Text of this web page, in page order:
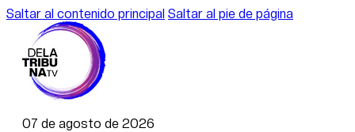
Saltar al contenido principal Saltar al pie de página
07 de agosto de 2026